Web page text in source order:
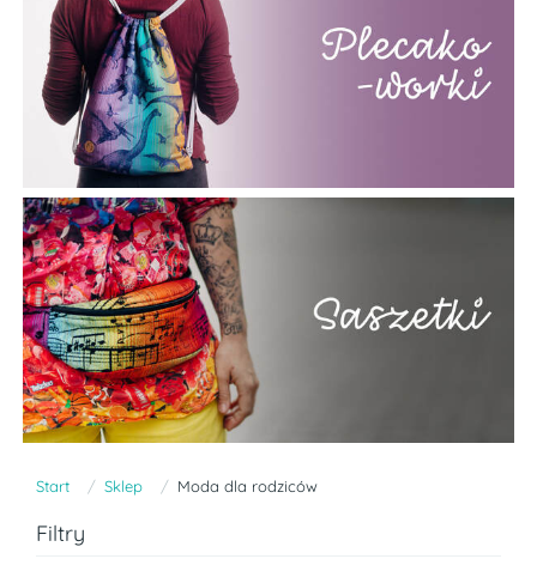
Start Sklep Moda dla rodziców
Filtry